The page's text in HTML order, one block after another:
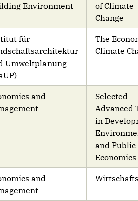
Environment
of Climate
Change
für
Umweltplanung
The
Climate
and
Selected
Advanced
in
and Public
Economics
and